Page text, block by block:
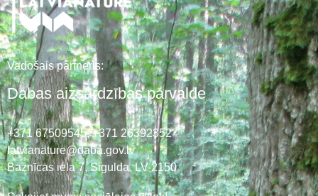
Vadošais partneris:
Dabas aizsardzības pārvalde
+371 67509545,+371 26392352
latvianature@daba.gov.lv
Baznīcas iela 7, Sigulda, LV-2150